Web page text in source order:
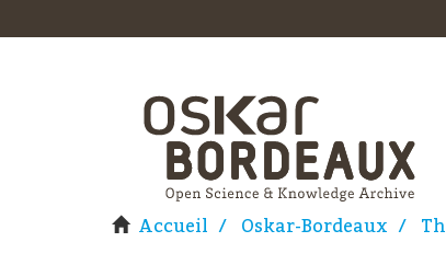
Accueil Oskar-Bordeaux